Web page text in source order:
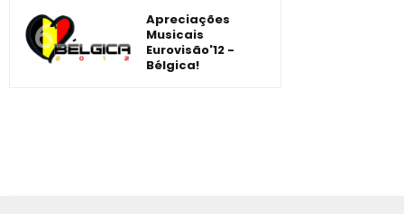
Apreciações
Musicais
Eurovisão'12 -
Bélgica!